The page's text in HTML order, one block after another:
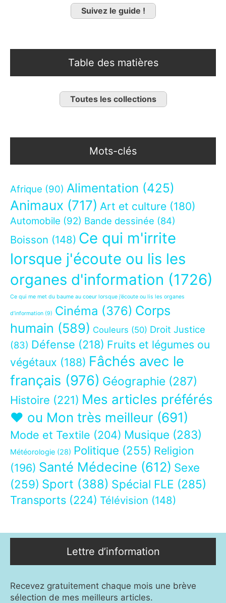
Suivez le guide !
Table des matières
Toutes les collections
Mots-clés
Afrique (90) Alimentation (425)
Animaux (717) Art et culture (180)
Automobile (92) Bande dessinée (84)
Boisson (148) Ce qui m'irrite
lorsque j'écoute ou lis les
organes d'information (1726)
Ce qui me met du baume au coeur lorsque j’écoute ou lis les organes
d’information (9) Cinéma (376) Corps
humain (589) Couleurs (50) Droit Justice
(83) Défense (218) Fruits et légumes ou
végétaux (188) Fâchés avec le
français (976) Géographie (287)
Histoire (221) Mes articles préférés
❤ ou Mon très meilleur (691)
Mode et Textile (204) Musique (283)
Météorologie (28) Politique (255) Religion
(196) Santé Médecine (612) Sexe
(259) Sport (388) Spécial FLE (285)
Transports (224) Télévision (148)
Lettre d’information
Recevez gratuitement chaque mois une brève
sélection de mes meilleurs articles.